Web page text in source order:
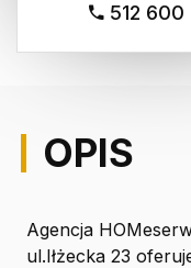
512 600
OPIS
Agencja
ul.Iłżecka 23